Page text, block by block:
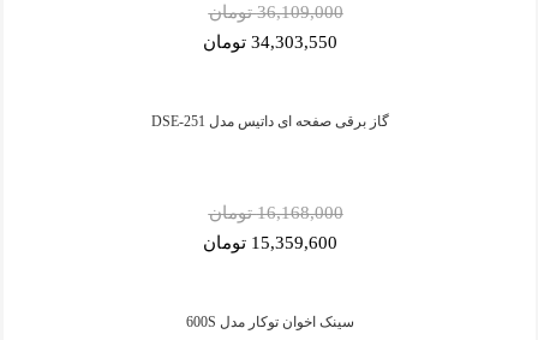
36,109,000 تومان
34,303,550 تومان
گاز برقی صفحه ای داتیس مدل DSE-251
16,168,000 تومان
15,359,600 تومان
سینک اخوان توکار مدل 600S